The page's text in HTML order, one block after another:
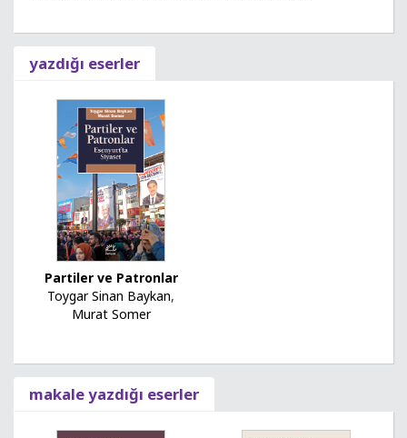
yazdığı eserler
Partiler ve Patronlar
Toygar Sinan Baykan,
Murat Somer
makale yazdığı eserler